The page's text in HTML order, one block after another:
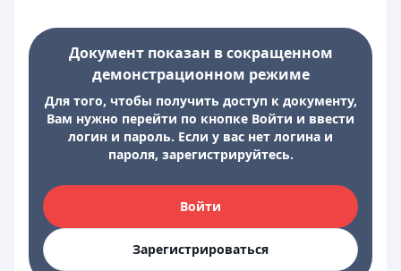
Документ показан в сокращенном
демонстрационном режиме
Для того, чтобы получить доступ к документу,
Вам нужно перейти по кнопке Войти и ввести
логин и пароль. Если у вас нет логина и
пароля, зарегистрируйтесь.
Войти
Зарегистрироваться